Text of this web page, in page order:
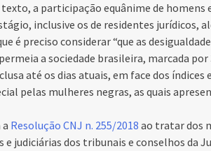
texto, a participação equânime de
inclusive os de residentes jurídicos,
é preciso considerar “que as
a sociedade brasileira, marcada por
até os dias atuais, em face dos
pelas mulheres negras, as quais
Resolução CNJ n. 255/2018 ao tratar dos
judiciárias dos tribunais e conselhos da